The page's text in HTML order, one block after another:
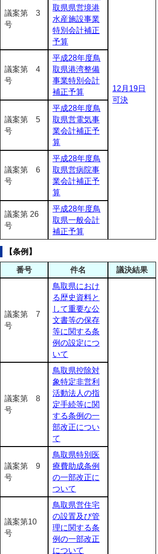
12月19日
可決
議案第 3
号
取県県営境港
水産施設事業
特別会計補正
予算
議案第 4
号
平成28年度鳥
取県港湾整備
事業特別会計
補正予算
議案第 5
号
平成28年度鳥
取県営電気事
業会計補正予
算
議案第 6
号
平成28年度鳥
取県営病院事
業会計補正予
算
議案第 26
号
平成28年度鳥
取県一般会計
補正予算
【条例】
番号 件名 議決結果
議案第 7
号
鳥取県におけ
る歴史資料と
して重要な公
文書等の保存
等に関する条
例の設定につ
いて
議案第 8
号
鳥取県控除対
象特定非営利
活動法人の指
定手続等に関
する条例の一
部改正につい
て
議案第 9
号
鳥取県特別医
療費助成条例
の一部改正に
ついて
議案第10
号
鳥取県営住宅
の設置及び管
理に関する条
例の一部改正
について